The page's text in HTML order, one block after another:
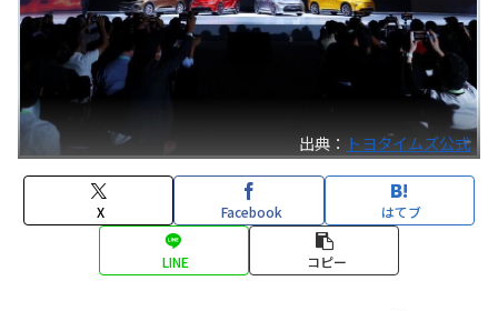
出典： トヨタイムズ公式
X Facebook はてブ
LINE コピー